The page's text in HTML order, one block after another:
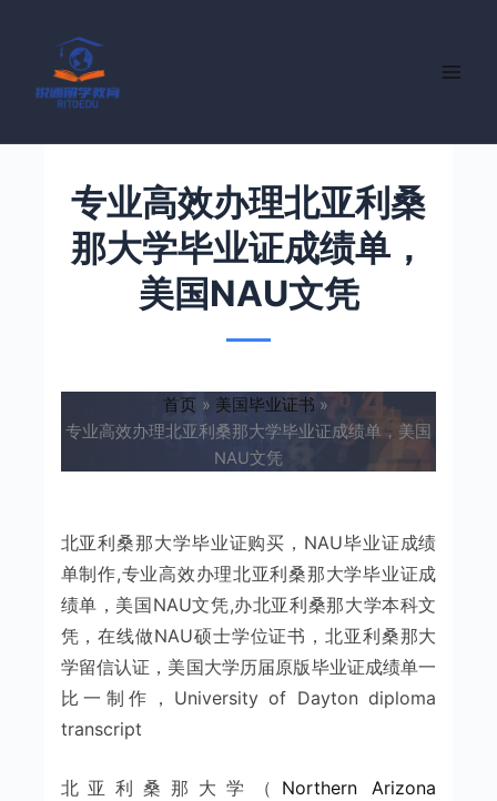
专业高效办理北亚利桑
那大学毕业证成绩单，
美国NAU文凭
首页
美国毕业证书
专业高效办理北亚利桑那大学毕业证成绩单，美国
NAU文凭
北亚利桑那大学毕业证购买，NAU毕业证成绩
单制作,专业高效办理北亚利桑那大学毕业证成
绩单，美国NAU文凭,办北亚利桑那大学本科文
凭，在线做NAU硕士学位证书，北亚利桑那大
学留信认证，美国大学历届原版毕业证成绩单一
比一制作，University of Dayton diploma
transcript
北亚利桑那大学（ Northern Arizona